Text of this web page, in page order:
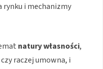
rynku i mechanizmy
natury własności,
raczej umowna, i